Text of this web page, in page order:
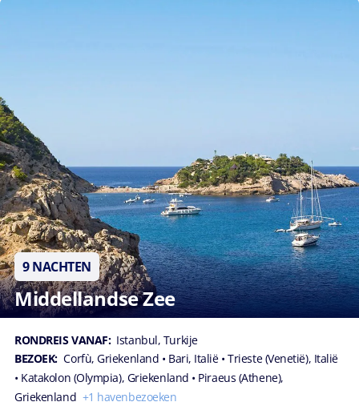
9 NACHTEN
Middellandse Zee
RONDREIS VANAF: Istanbul, Turkije
BEZOEK: Corfù, Griekenland • Bari, Italië • Trieste (Venetië), Italië
• Katakolon (Olympia), Griekenland • Piraeus (Athene),
Griekenland +1 havenbezoeken